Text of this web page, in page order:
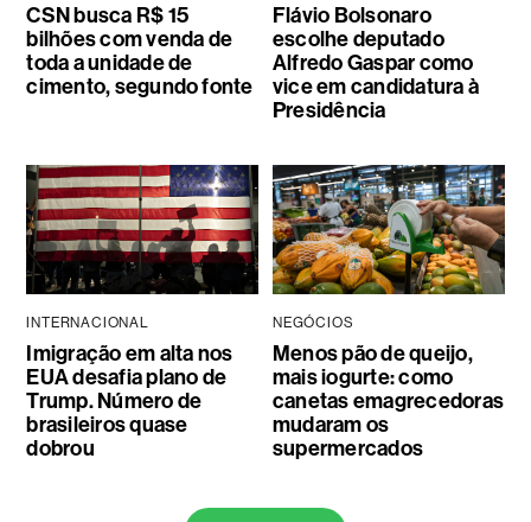
CSN busca R$ 15
bilhões com venda de
toda a unidade de
cimento, segundo fonte
Flávio Bolsonaro
escolhe deputado
Alfredo Gaspar como
vice em candidatura à
Presidência
INTERNACIONAL
Imigração em alta nos
EUA desafia plano de
Trump. Número de
brasileiros quase
dobrou
NEGÓCIOS
Menos pão de queijo,
mais iogurte: como
canetas emagrecedoras
mudaram os
supermercados